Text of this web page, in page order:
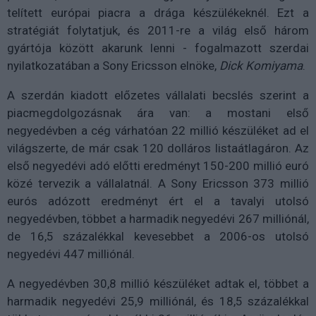
telített európai piacra a drága készülékeknél. Ezt a
stratégiát folytatjuk, és 2011-re a világ első három
gyártója között akarunk lenni - fogalmazott szerdai
nyilatkozatában a Sony Ericsson elnöke, Dick Komiyama.
A szerdán kiadott előzetes vállalati becslés szerint a
piacmegdolgozásnak ára van: a mostani első
negyedévben a cég várhatóan 22 millió készüléket ad el
világszerte, de már csak 120 dolláros listaátlagáron. Az
első negyedévi adó előtti eredményt 150-200 millió euró
közé tervezik a vállalatnál. A Sony Ericsson 373 millió
eurós adózott eredményt ért el a tavalyi utolsó
negyedévben, többet a harmadik negyedévi 267 milliónál,
de 16,5 százalékkal kevesebbet a 2006-os utolsó
negyedévi 447 milliónál.
A negyedévben 30,8 millió készüléket adtak el, többet a
harmadik negyedévi 25,9 milliónál, és 18,5 százalékkal